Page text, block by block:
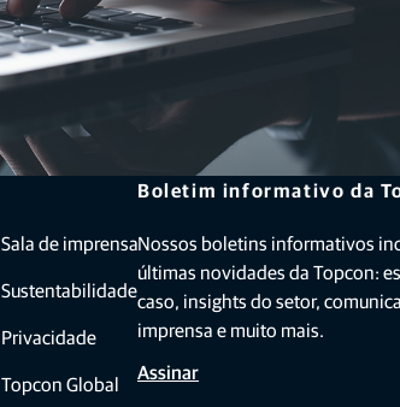
Sala de imprensa
Sustentabilidade
Privacidade
Topcon Global
Boletim informativo da
Nossos boletins informativos
últimas novidades da Topcon:
caso, insights do setor,
imprensa e muito mais.
Assinar